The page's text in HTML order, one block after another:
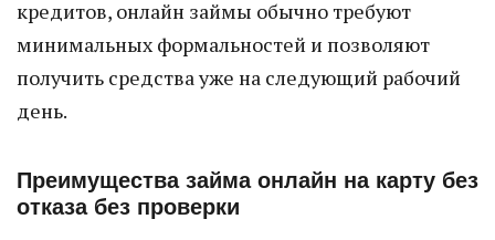
кредитов, онлайн займы обычно требуют
минимальных формальностей и позволяют
получить средства уже на следующий рабочий
день.
Преимущества займа онлайн на карту без
отказа без проверки